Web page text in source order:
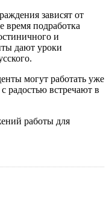
зависят от
время подработка
и
дают уроки
могут работать уже
радостью встречают в
работы для